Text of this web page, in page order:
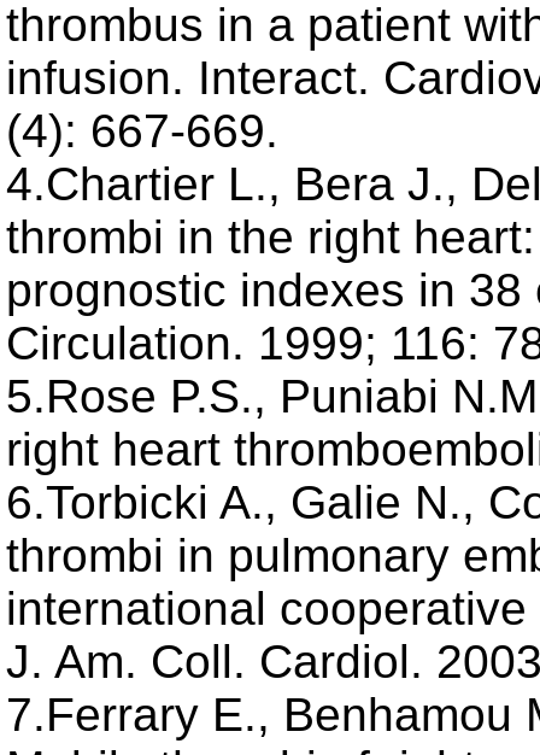
thrombus in a patient
infusion. Interact.
(4): 667-669.
4.Chartier L., Bera J.,
thrombi in the right
prognostic indexes in
Circulation. 1999; 116:
5.Rose P.S., Puniabi
right heart
6.Torbicki A., Galie N.,
thrombi in pulmonary
international
J. Am. Coll. Cardiol.
7.Ferrary E., Benhamou